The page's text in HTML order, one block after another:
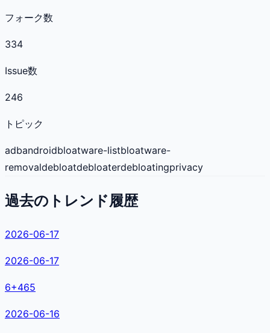
フォーク数
334
Issue数
246
トピック
adbandroidbloatware-listbloatware-
removaldebloatdebloaterdebloatingprivacy
過去のトレンド履歴
2026-06-17
2026-06-17
6+465
2026-06-16